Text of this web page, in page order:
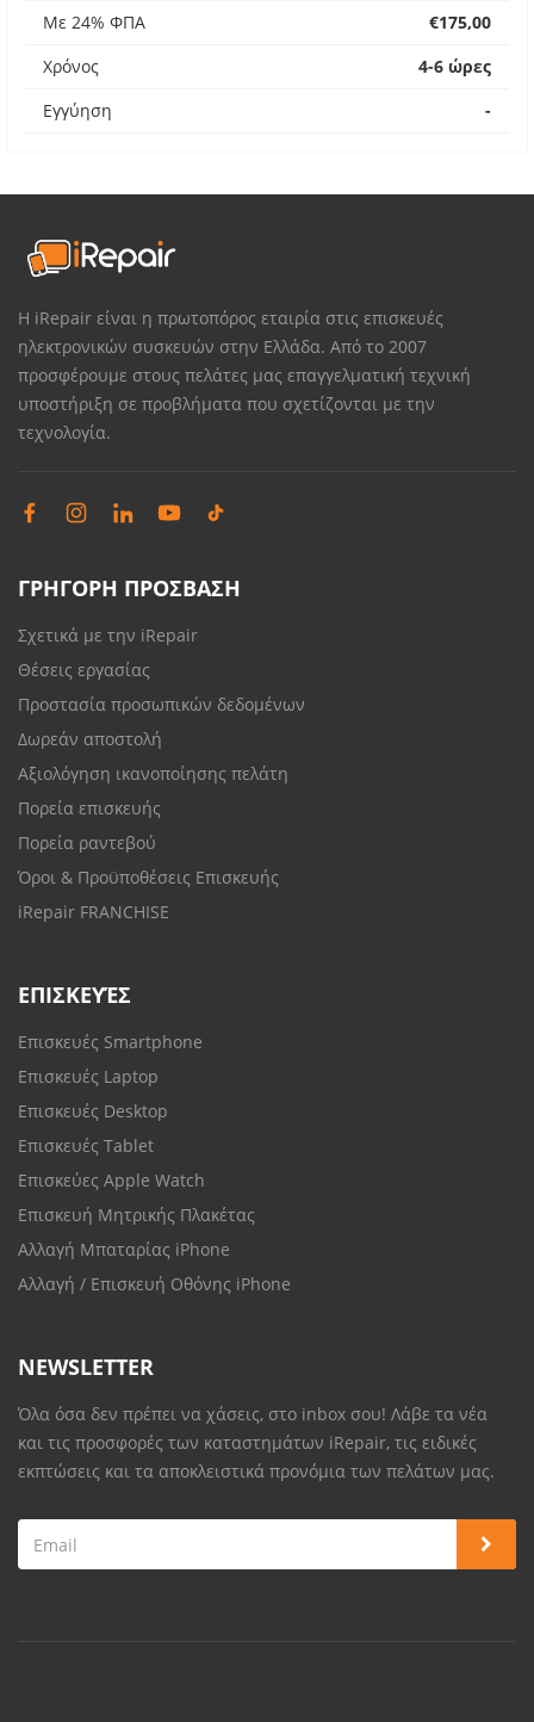
Με 24% ΦΠΑ
€175,00
Χρόνος
4-6 ώρες
Εγγύηση
-
Η iRepair είναι η πρωτοπόρος εταιρία στις επισκευές
ηλεκτρονικών συσκευών στην Ελλάδα. Από το 2007
προσφέρουμε στους πελάτες μας επαγγελματική τεχνική
υποστήριξη σε προβλήματα που σχετίζονται με την
τεχνολογία.
ΓΡΗΓΟΡΗ ΠΡΟΣΒΑΣΗ
Σχετικά με την iRepair
Θέσεις εργασίας
Προστασία προσωπικών δεδομένων
Δωρεάν αποστολή
Αξιολόγηση ικανοποίησης πελάτη
Πορεία επισκευής
Πορεία ραντεβού
Όροι & Προϋποθέσεις Επισκευής
iRepair FRANCHISE
ΕΠΙΣΚΕΥΈΣ
Επισκευές Smartphone
Επισκευές Laptop
Επισκευές Desktop
Επισκευές Tablet
Επισκεύες Apple Watch
Επισκευή Μητρικής Πλακέτας
Αλλαγή Μπαταρίας iPhone
Αλλαγή / Επισκευή Οθόνης iPhone
NEWSLETTER
Όλα όσα δεν πρέπει να χάσεις, στο inbox σου! Λάβε τα νέα
και τις προσφορές των καταστημάτων iRepair, τις ειδικές
εκπτώσεις και τα αποκλειστικά προνόμια των πελάτων μας.